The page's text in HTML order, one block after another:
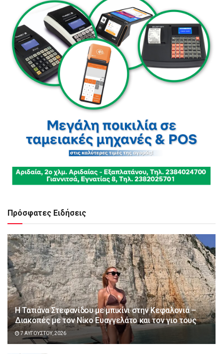
Πρόσφατες Ειδήσεις
Η Τατιάνα Στεφανίδου με μπικίνι στην Κεφαλονιά –
Διακοπές με τον Νίκο Ευαγγελάτο και τον γιο τους
7 ΑΥΓΟΎΣΤΟΥ, 2026